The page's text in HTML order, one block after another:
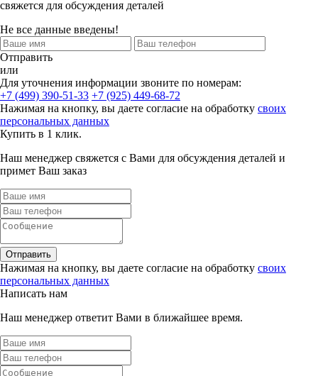
свяжется для обсуждения деталей
Не все данные введены!
Отправить
или
Для уточнения информации звоните по номерам:
+7 (499) 390-51-33 +7 (925) 449-68-72
Нажимая на кнопку, вы даете согласие на обработку своих
персональных данных
Купить в 1 клик.
Наш менеджер свяжется с Вами для обсуждения деталей и
примет Ваш заказ
Отправить
Нажимая на кнопку, вы даете согласие на обработку своих
персональных данных
Написать нам
Наш менеджер ответит Вами в ближайшее время.